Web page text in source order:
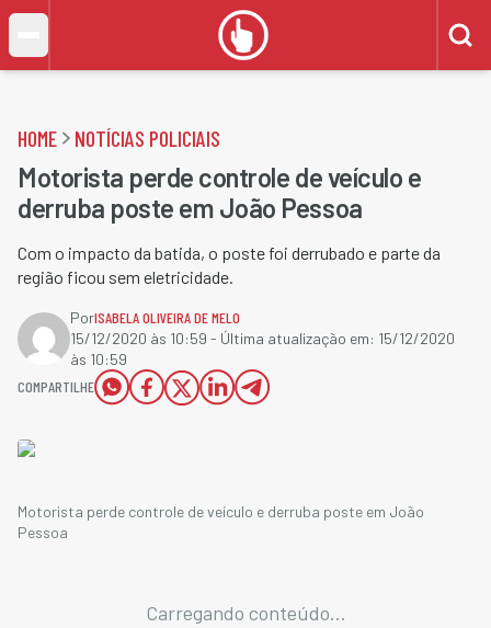
HOME NOTÍCIAS POLICIAIS
Motorista perde controle de veículo e
derruba poste em João Pessoa
Com o impacto da batida, o poste foi derrubado e parte da
região ficou sem eletricidade. ​
PorISABELA OLIVEIRA DE MELO
15/12/2020 às 10:59 - Última atualização em: 15/12/2020
às 10:59
COMPARTILHE
Motorista perde controle de veículo e derruba poste em João
Pessoa
Carregando conteúdo...